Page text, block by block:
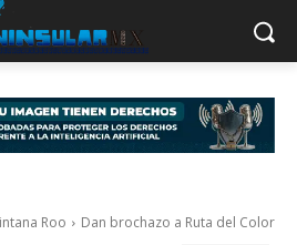
Roo Dan brochazo a Ruta del Color